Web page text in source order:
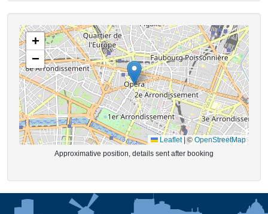
+
−
Leaflet |©OpenStreetMap
Approximative position, details sent after booking